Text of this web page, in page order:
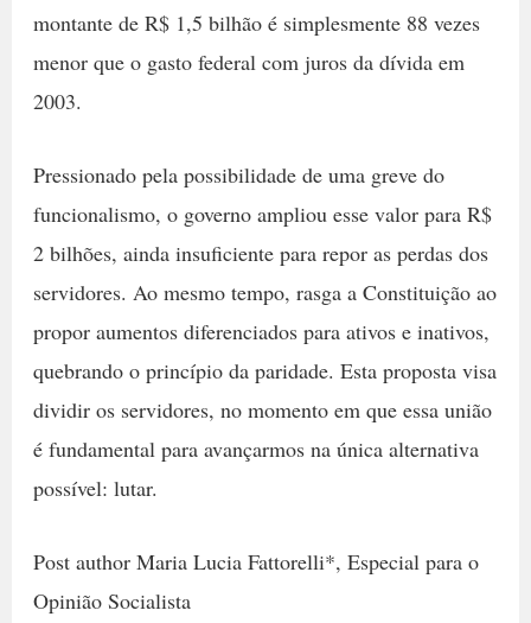
montante de R$ 1,5 bilhão é simplesmente 88 vezes
menor que o gasto federal com juros da dívida em
2003.
Pressionado pela possibilidade de uma greve do
funcionalismo, o governo ampliou esse valor para R$
2 bilhões, ainda insuficiente para repor as perdas dos
servidores. Ao mesmo tempo, rasga a Constituição ao
propor aumentos diferenciados para ativos e inativos,
quebrando o princípio da paridade. Esta proposta visa
dividir os servidores, no momento em que essa união
é fundamental para avançarmos na única alternativa
possível: lutar.
Post author Maria Lucia Fattorelli*, Especial para o
Opinião Socialista